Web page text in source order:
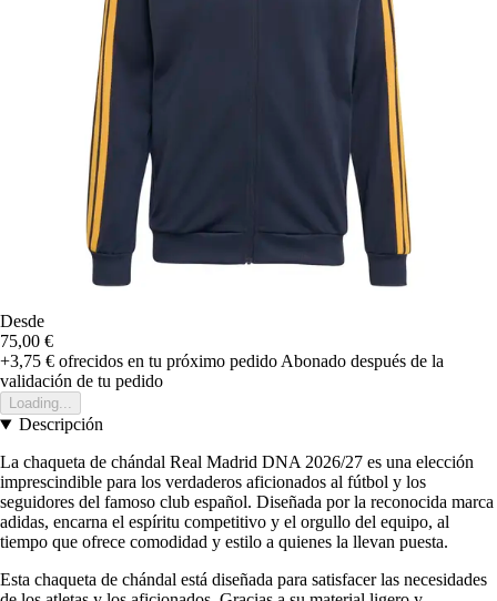
Desde
75,00 €
+3,75 € ofrecidos en tu próximo pedido Abonado después de la
validación de tu pedido
Loading...
Descripción
La chaqueta de chándal Real Madrid DNA 2026/27 es una elección
imprescindible para los verdaderos aficionados al fútbol y los
seguidores del famoso club español. Diseñada por la reconocida marca
adidas, encarna el espíritu competitivo y el orgullo del equipo, al
tiempo que ofrece comodidad y estilo a quienes la llevan puesta.
Esta chaqueta de chándal está diseñada para satisfacer las necesidades